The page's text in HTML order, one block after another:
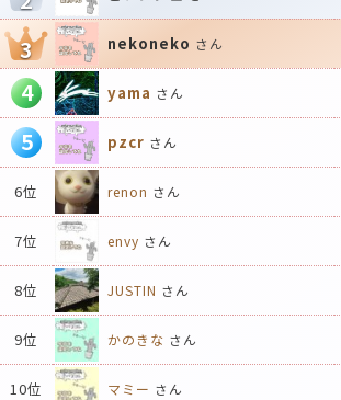
3 nekoneko さん
4 yama さん
5 pzcr さん
6位 renon さん
7位 envy さん
8位 JUSTIN さん
9位 かのきな さん
10位 マミー さん